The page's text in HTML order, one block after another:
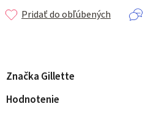
Pridať do obľúbených
Značka Gillette
Hodnotenie